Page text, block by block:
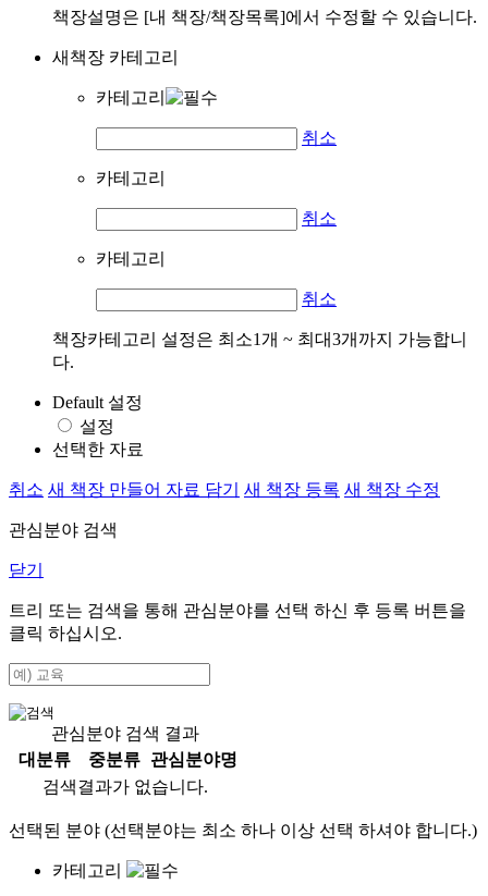
책장설명은 [내 책장/책장목록]에서 수정할 수 있습니다.
새책장 카테고리
카테고리
취소
카테고리
취소
카테고리
취소
책장카테고리 설정은 최소1개 ~ 최대3개까지 가능합니
다.
Default 설정
설정
선택한 자료
취소 새 책장 만들어 자료 담기 새 책장 등록 새 책장 수정
관심분야 검색
닫기
트리 또는 검색을 통해 관심분야를 선택 하신 후 등록 버튼을
클릭 하십시오.
관심분야 검색 결과
대분류
중분류
관심분야명
검색결과가 없습니다.
선택된 분야 (선택분야는 최소 하나 이상 선택 하셔야 합니다.)
카테고리